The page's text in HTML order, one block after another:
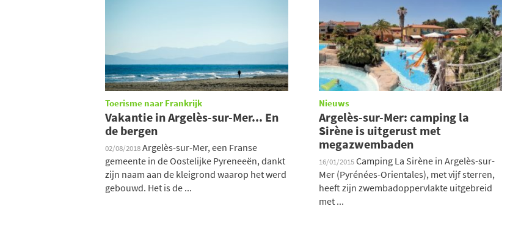
Toerisme naar Frankrijk
Vakantie in Argelès-sur-Mer... En
de bergen
02/08/2018Argelès-sur-Mer, een Franse
gemeente in de Oostelijke Pyreneeën, dankt
zijn naam aan de kleigrond waarop het werd
gebouwd. Het is de ...
Nieuws
Argelès-sur-Mer: camping la
Sirène is uitgerust met
megazwembaden
16/01/2015Camping La Sirène in Argelès-sur-
Mer (Pyrénées-Orientales), met vijf sterren,
heeft zijn zwembadoppervlakte uitgebreid
met ...